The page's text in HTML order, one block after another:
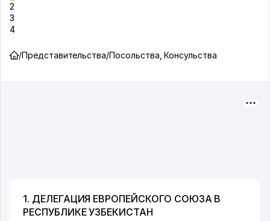
2
3
4
/Представительства/Посольства, Консульства
1. ДЕЛЕГАЦИЯ ЕВРОПЕЙСКОГО СОЮЗА В
РЕСПУБЛИКЕ УЗБЕКИСТАН